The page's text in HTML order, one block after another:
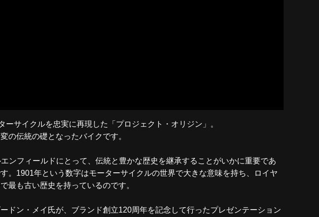
サイクルを忠実に再現した「プロジェクト・オリジン」。
の伝統の礎となったバイクです。
ンフィールドにとって、伝統と豊かな歴史を継承することがいかに重要であ
。1901年という数字はモーターサイクルの世界で大きな意味を持ち、ロイヤ
最も古い歴史を持っているのです。
ドン・メイ氏が、ブランド創立120周年を記念して行ったプレゼンテーション